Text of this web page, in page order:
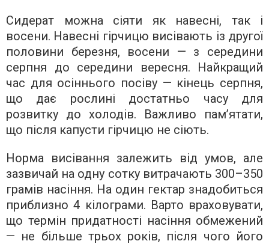
Сидерат можна сіяти як навесні, так і
восени. Навесні гірчицю висівають із другої
половини березня, восени — з середини
серпня до середини вересня. Найкращий
час для осіннього посіву — кінець серпня,
що дає рослині достатньо часу для
розвитку до холодів. Важливо пам’ятати,
що після капусти гірчицю не сіють.
Норма висівання залежить від умов, але
зазвичай на одну сотку витрачають 300–350
грамів насіння. На один гектар знадобиться
приблизно 4 кілограми. Варто враховувати,
що термін придатності насіння обмежений
— не більше трьох років, після чого його